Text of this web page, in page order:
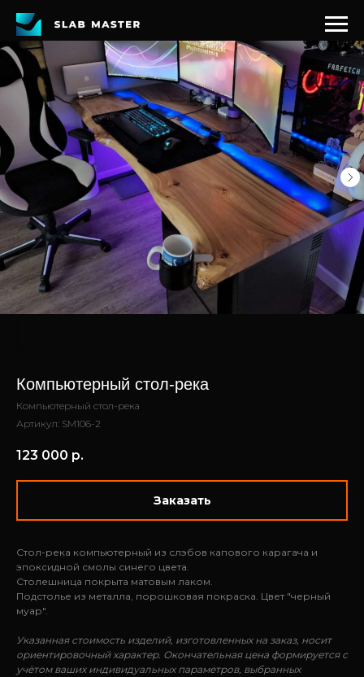
Компьютерный стол-река
Компьютерный стол-река
Артикул: SM106-2
123 000 р.
Заказать
Стол-река компьютерный из слэбов капового карагача и
эпоксидной смолы синего цвета.
Столешница покрыта матовым лаком.
Подстолье из металла, порошковая покраска. Цвет "черный
муар".
Указанная стоимость изделий, изготовленных на заказ, носит
ориентировочный характер. Окончательная цена формируется с
учётом ваших индивидуальных параметров, выбранных